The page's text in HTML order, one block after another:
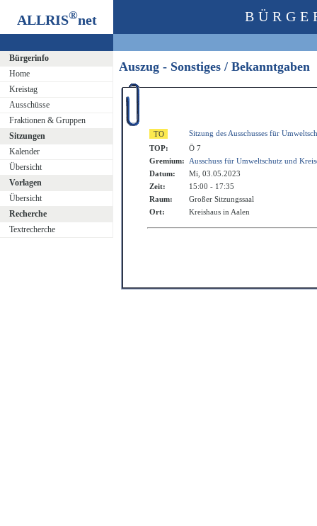
ALLRIS®net
Bürgerinfo
Home
Kreistag
Ausschüsse
Fraktionen & Gruppen
Sitzungen
Kalender
Übersicht
Vorlagen
Übersicht
Recherche
Textrecherche
Auszug - Sonstiges / Bekanntgaben
Sitzung des Ausschusses für
TOP:
Ö 7
Gremium:
Ausschuss für Umweltschutz und
Datum:
Mi, 03.05.2023
Zeit:
15:00 - 17:35
Raum:
Großer Sitzungssaal
Ort:
Kreishaus in Aalen